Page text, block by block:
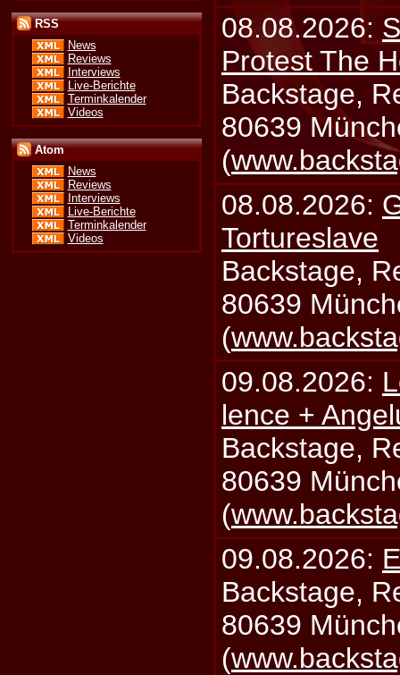
RSS
News
Reviews
Interviews
Live-Berichte
Terminkalender
Videos
Atom
News
Reviews
Interviews
Live-Berichte
Terminkalender
Videos
08.08.2026:
Protest The
Backstage,
80639
(
08.08.2026:
Tortureslave
Backstage,
80639
(
09.08.2026:
lence +
Backstage,
80639
(
09.08.2026:
Backstage,
80639
(